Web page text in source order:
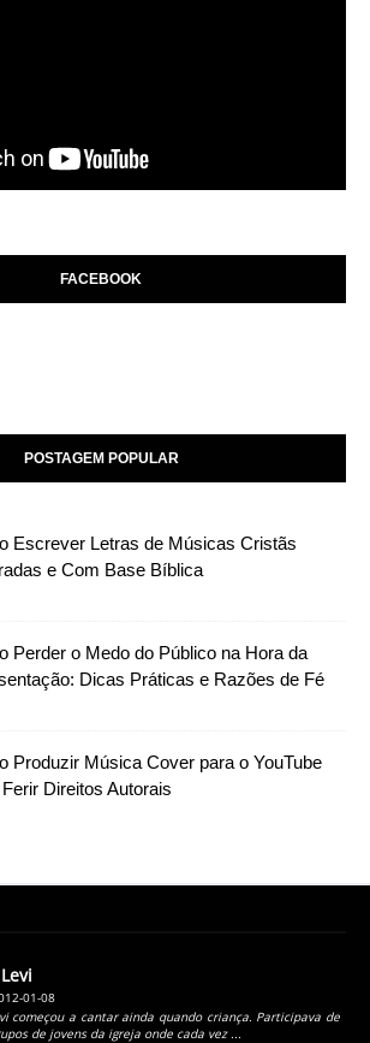
FACEBOOK
POSTAGEM POPULAR
Escrever Letras de Músicas Cristãs
e Com Base Bíblica
Perder o Medo do Público na Hora da
Dicas Práticas e Razões de Fé
Produzir Música Cover para o YouTube
Direitos Autorais
01-08
começou a cantar ainda quando criança. Participava de
de jovens da igreja onde cada vez ...